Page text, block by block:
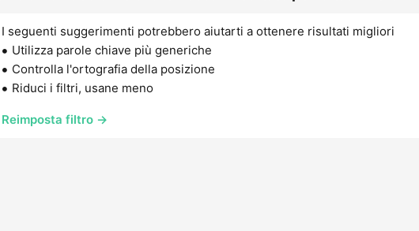
I seguenti suggerimenti potrebbero aiutarti a ottenere risultati migliori
Utilizza parole chiave più generiche
Controlla l'ortografia della posizione
Riduci i filtri, usane meno
Reimposta filtro →